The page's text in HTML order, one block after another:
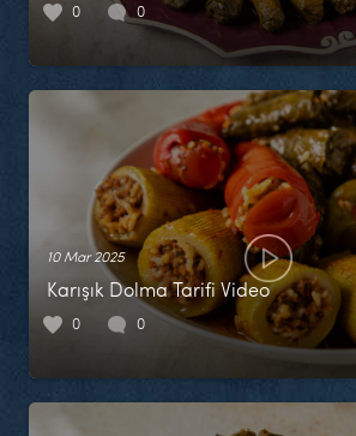
0 0
10 Mar 2025
Karışık Dolma Tarifi Video
0 0